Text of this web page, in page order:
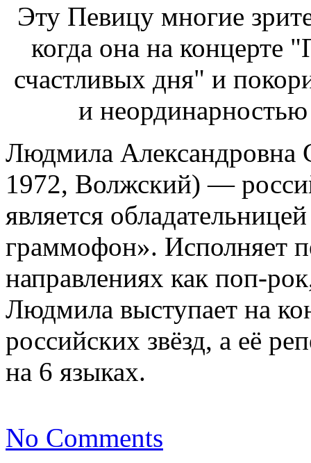
Эту Певицу многие
когда она на
счастливых дня" и
и
Людмила Александровна
1972, Волжский) —
является
граммофон». Исполняет
направлениях как поп-
Людмила выступает на
российских звёзд, а её
на 6 языках.
No Comments